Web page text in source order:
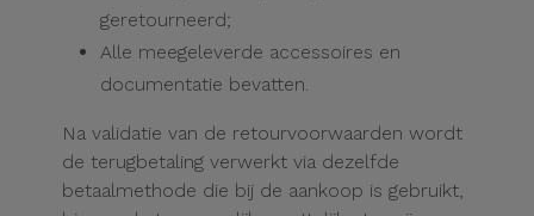
geretourneerd;
Alle meegeleverde accessoires en
documentatie bevatten.
Na validatie van de retourvoorwaarden wordt
de terugbetaling verwerkt via dezelfde
betaalmethode die bij de aankoop is gebruikt,